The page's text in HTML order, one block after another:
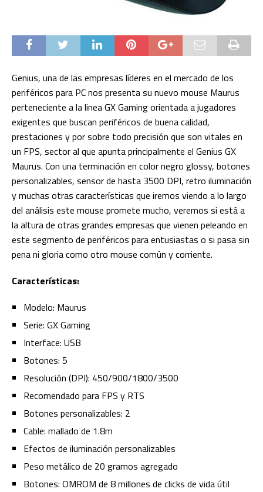
Genius, una de las empresas líderes en el mercado de los
periféricos para PC nos presenta su nuevo mouse Maurus
perteneciente a la linea GX Gaming orientada a jugadores
exigentes que buscan periféricos de buena calidad,
prestaciones y por sobre todo precisión que son vitales en
un FPS, sector al que apunta principalmente el Genius GX
Maurus. Con una terminación en color negro glossy, botones
personalizables, sensor de hasta 3500 DPI, retro iluminación
y muchas otras características que iremos viendo a lo largo
del análisis este mouse promete mucho, veremos si está a
la altura de otras grandes empresas que vienen peleando en
este segmento de periféricos para entusiastas o si pasa sin
pena ni gloria como otro mouse común y corriente.
Características:
Modelo: Maurus
Serie: GX Gaming
Interface: USB
Botones: 5
Resolución (DPI): 450/900/1800/3500
Recomendado para FPS y RTS
Botones personalizables: 2
Cable: mallado de 1.8m
Efectos de iluminación personalizables
Peso metálico de 20 gramos agregado
Botones: OMROM de 8 millones de clicks de vida útil